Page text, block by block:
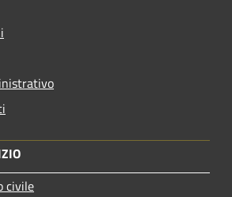
civile